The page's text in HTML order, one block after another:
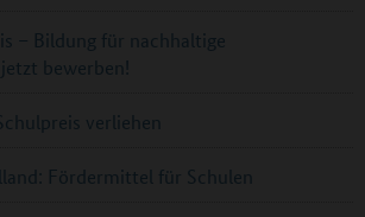
– Bildung für nachhaltige
bewerben!
verliehen
Fördermittel für Schulen